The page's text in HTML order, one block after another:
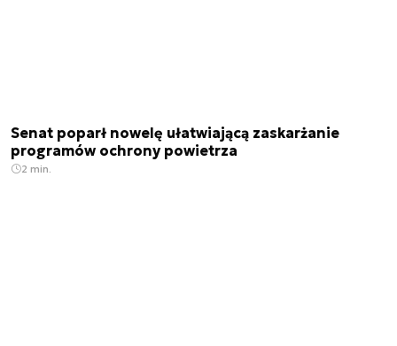
Senat poparł nowelę ułatwiającą zaskarżanie
programów ochrony powietrza
2 min.